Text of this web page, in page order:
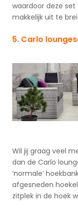
waardoor deze
makkelijk uit te
5. Carlo
Wil jij graag veel
dan de Carlo
‘normale’
afgesneden
zitplek in de hoek